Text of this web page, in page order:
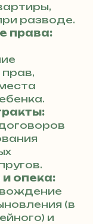
разводе.
права:
опека:
(в
и